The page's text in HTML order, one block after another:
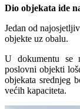
Dio objekata ide
Jedan od
objekte uz obalu.
U dokumentu se
poslovni objekti
objekata srednjeg
većih kapaciteta.